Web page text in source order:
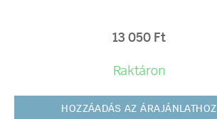
13 050 Ft
Raktáron
HOZZÁADÁS AZ ÁRAJÁNLATHOZ